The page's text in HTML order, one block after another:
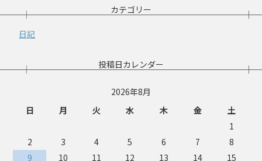
カテゴリー
日記
投稿日カレンダー
2026年8月
日
月 火 水 木 金
土
1
2
3 4 5 6 7
8
9
10 11 12 13 14 15